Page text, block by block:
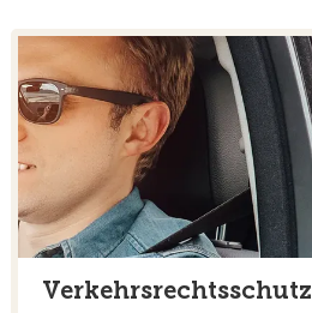
Verkehrsrechtsschutz